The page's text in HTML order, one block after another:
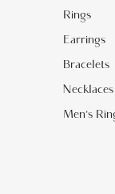
Rings
Earrings
Bracelets
Necklaces
Men's